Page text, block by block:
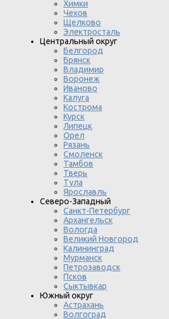
Химки
Чехов
Щелково
Электросталь
Центральный округ
Белгород
Брянск
Владимир
Воронеж
Иваново
Калуга
Кострома
Курск
Липецк
Орел
Рязань
Смоленск
Тамбов
Тверь
Тула
Ярославль
Северо-Западный
Санкт-Петербург
Архангельск
Вологда
Великий Новгород
Калининград
Мурманск
Петрозаводск
Псков
Сыктывкар
Южный округ
Астрахань
Волгоград